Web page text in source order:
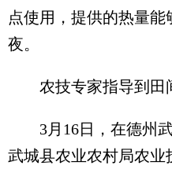
点使用，提供的热量
夜。
农技专家指导到田
3月16日，在德州武
武城县农业农村局农业